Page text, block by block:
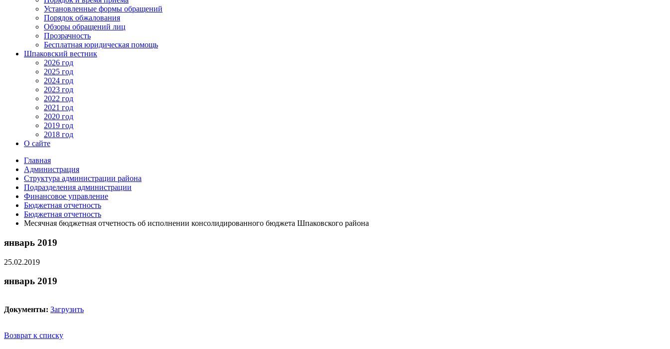
Установленные формы обращений
Порядок обжалования
Обзоры обращений лиц
Прозрачность
Бесплатная юридическая помощь
Шпаковский вестник
2026 год
2025 год
2024 год
2023 год
2022 год
2021 год
2020 год
2019 год
2018 год
О сайте
Главная
Администрация
Структура администрации района
Подразделения администрации
Финансовое управление
Бюджетная отчетность
Бюджетная отчетность
Месячная бюджетная отчетность об исполнении консолидированного бюджета Шпаковского района
январь 2019
25.02.2019
январь 2019
Документы: Загрузить
Возврат к списку